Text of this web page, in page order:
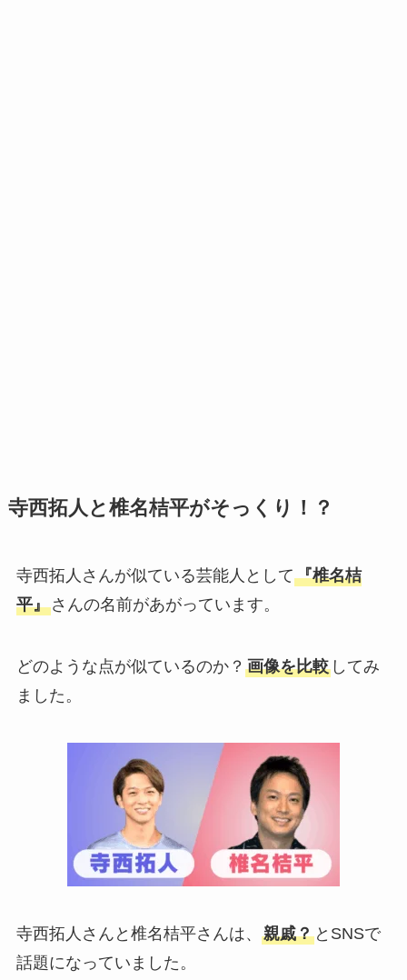
寺西拓人と椎名桔平がそっくり！？
寺西拓人さんが似ている芸能人として『椎名桔
平』さんの名前があがっています。
どのような点が似ているのか？ 画像を比較してみ
ました。
寺西拓人さんと椎名桔平さんは、 親戚？とSNSで
話題になっていました。